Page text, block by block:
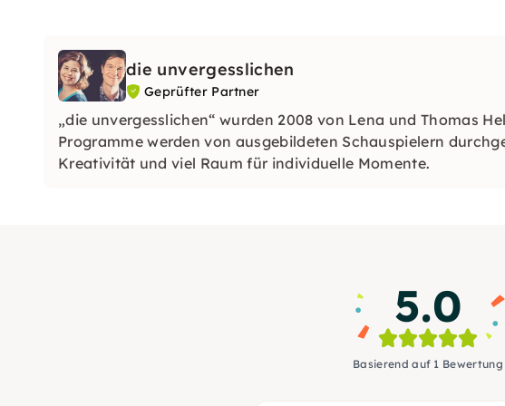
die unvergesslichen
Geprüfter Partner
„die unvergesslichen“ wurden 2008 von Lena und Thomas
Programme werden von ausgebildeten Schauspielern
Kreativität und viel Raum für individuelle Momente.
5.0
Basierend auf 1 Bewertung